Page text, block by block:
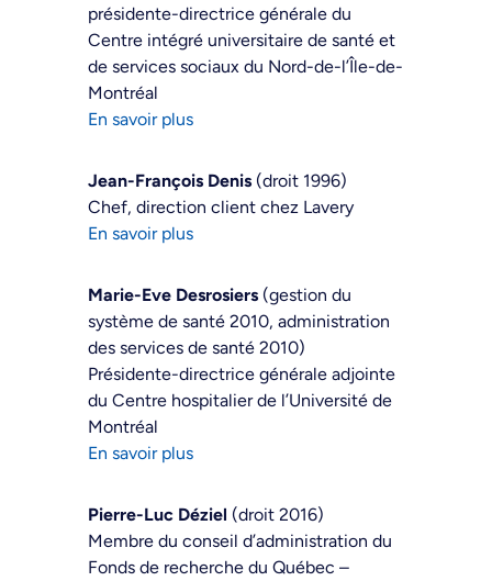
présidente-directrice générale du
Centre intégré universitaire de santé et
de services sociaux du Nord-de-l’Île-de-
Montréal
En savoir plus
Jean-François Denis (droit 1996)
Chef, direction client chez Lavery
En savoir plus
Marie-Eve Desrosiers (gestion du
système de santé 2010, administration
des services de santé 2010)
Présidente-directrice générale adjointe
du Centre hospitalier de l’Université de
Montréal
En savoir plus
Pierre-Luc Déziel (droit 2016)
Membre du conseil d’administration du
Fonds de recherche du Québec –